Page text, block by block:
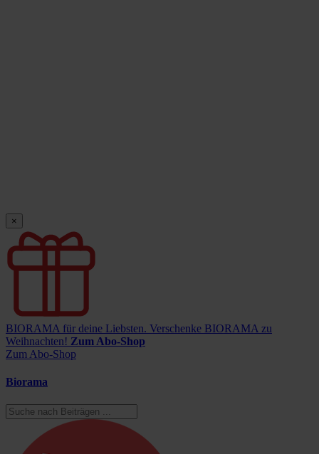
×
BIORAMA für deine Liebsten. Verschenke BIORAMA zu
Weihnachten! Zum Abo-Shop
Zum Abo-Shop
Biorama